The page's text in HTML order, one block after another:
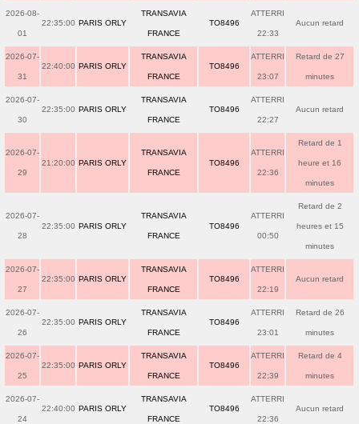
2026-08-
01
22:35:00 PARIS ORLY
TRANSAVIA
FRANCE
TO8496
ATTERRI
22:33
Aucun retard
2026-07-
31
22:40:00 PARIS ORLY
TRANSAVIA
FRANCE
TO8496
ATTERRI
23:07
Retard de 27
minutes
2026-07-
30
22:35:00 PARIS ORLY
TRANSAVIA
FRANCE
TO8496
ATTERRI
22:27
Aucun retard
2026-07-
29
21:20:00 PARIS ORLY
TRANSAVIA
FRANCE
TO8496
ATTERRI
22:36
Retard de 1
heure et 16
minutes
2026-07-
28
22:35:00 PARIS ORLY
TRANSAVIA
FRANCE
TO8496
ATTERRI
00:50
Retard de 2
heures et 15
minutes
2026-07-
27
22:35:00 PARIS ORLY
TRANSAVIA
FRANCE
TO8496
ATTERRI
22:19
Aucun retard
2026-07-
26
22:35:00 PARIS ORLY
TRANSAVIA
FRANCE
TO8496
ATTERRI
23:01
Retard de 26
minutes
2026-07-
25
22:35:00 PARIS ORLY
TRANSAVIA
FRANCE
TO8496
ATTERRI
22:39
Retard de 4
minutes
2026-07-
24
22:40:00 PARIS ORLY
TRANSAVIA
FRANCE
TO8496
ATTERRI
22:36
Aucun retard